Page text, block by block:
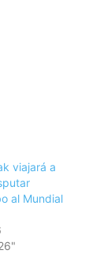
viajará a
al Mundial